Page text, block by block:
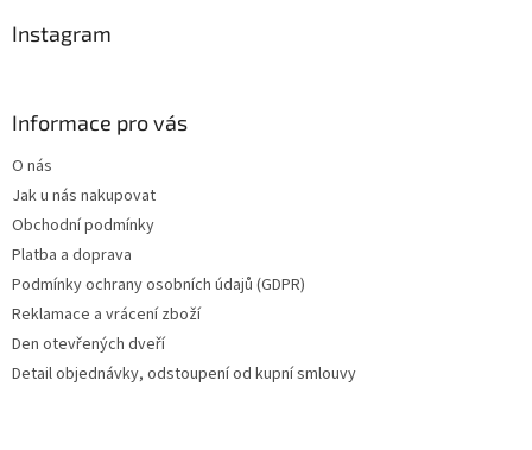
Instagram
Informace pro vás
O nás
Jak u nás nakupovat
Obchodní podmínky
Platba a doprava
Podmínky ochrany osobních údajů (GDPR)
Reklamace a vrácení zboží
Den otevřených dveří
Detail objednávky, odstoupení od kupní smlouvy